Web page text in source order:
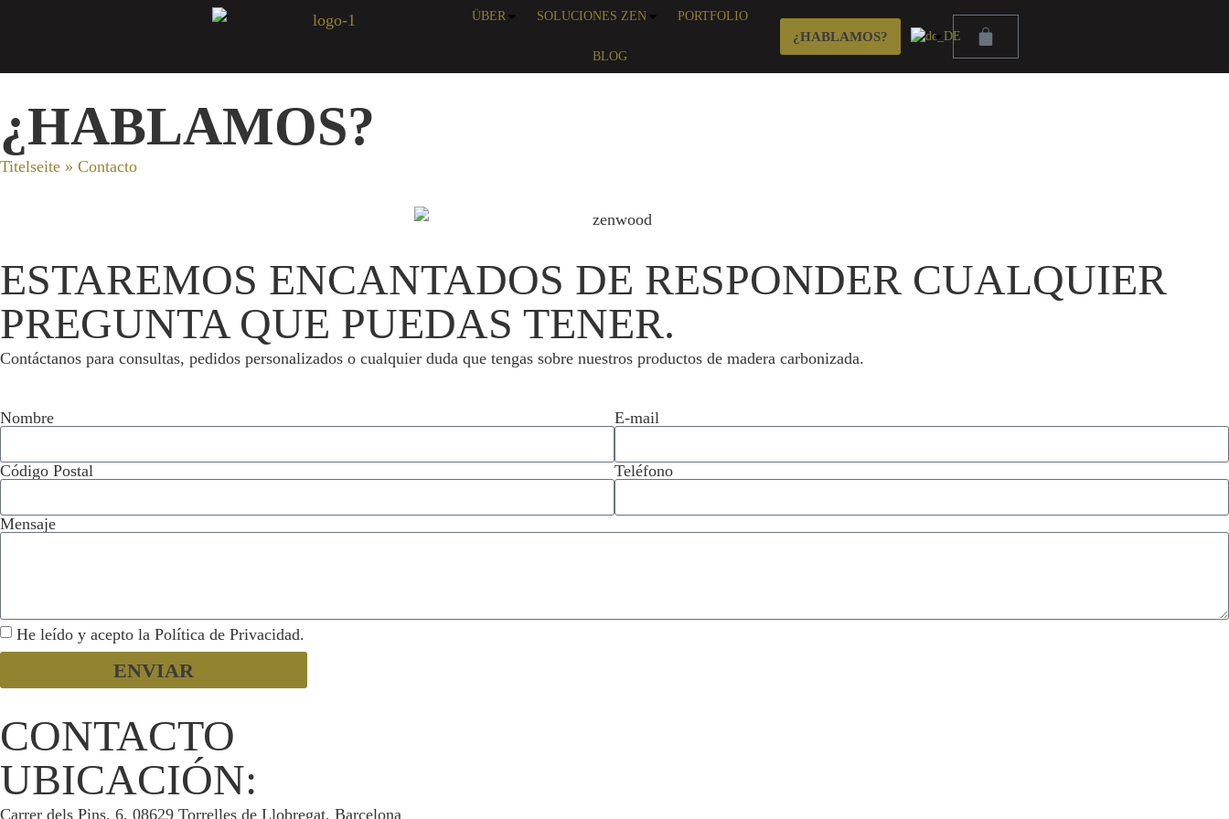
ÜBER SOLUCIONES ZEN PORTFOLIO
BLOG
¿HABLAMOS?
¿HABLAMOS?
Titelseite » Contacto
ESTAREMOS ENCANTADOS DE RESPONDER CUALQUIER
PREGUNTA QUE PUEDAS TENER.
Contáctanos para consultas, pedidos personalizados o cualquier duda que tengas sobre nuestros productos de madera carbonizada.
Nombre E-mail
Código Postal Teléfono
Mensaje
He leído y acepto la Política de Privacidad.
ENVIAR
CONTACTO
UBICACIÓN:
Carrer dels Pins, 6, 08629 Torrelles de Llobregat, Barcelona